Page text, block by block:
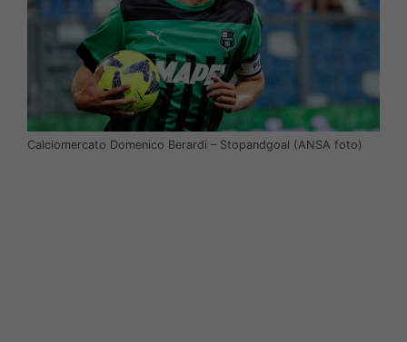
Calciomercato Domenico Berardi – Stopandgoal (ANSA foto)